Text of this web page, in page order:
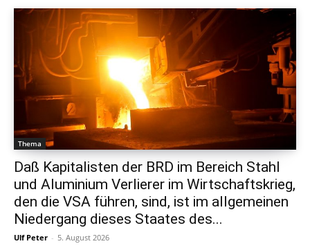
Thema
Daß Kapitalisten der BRD im Bereich Stahl
und Aluminium Verlierer im Wirtschaftskrieg,
den die VSA führen, sind, ist im allgemeinen
Niedergang dieses Staates des...
Ulf Peter - 5. August 2026